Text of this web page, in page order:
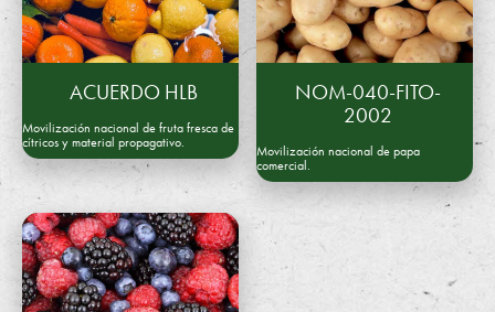
ACUERDO HLB
Movilización nacional de fruta fresca de
cítricos y material propagativo.
NOM-040-FITO-
2002
Movilización nacional de papa
comercial.